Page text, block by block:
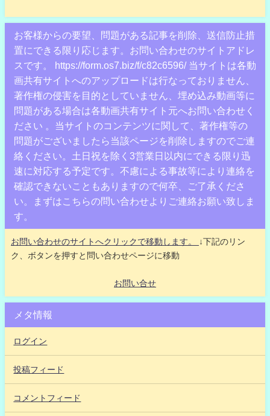
お客様からの要望、問題がある記事を削除、送信防止措
置にできる限り応じます。お問い合わせのサイトアドレ
スです。 https://form.os7.biz/f/c82c6596/ 当サイトは各動
画共有サイトへのアップロードは行なっておりません、
著作権の侵害を目的としていません、埋め込み動画等に
問題がある場合は各動画共有サイト元へお問い合わせく
ださい 。当サイトのコンテンツに関して、著作権等の
問題がございましたら当該ページを削除しますのでご連
絡ください。土日祝を除く3営業日以内にできる限り迅
速に対応する予定です。不慮による事故等により連絡を
確認できないこともありますので何卒、ご了承くださ
い。まずはこちらの問い合わせよりご連絡お願い致しま
す。
お問い合わせのサイトへクリックで移動します。
↓下記のリン
ク、ボタンを押すと問い合わせページに移動
お問い合せ
メタ情報
ログイン
投稿フィード
コメントフィード